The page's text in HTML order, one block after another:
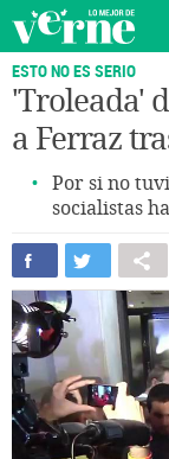
ESTO NO ES SERIO
'Troleada'
a Ferraz
Por si no
socialistas